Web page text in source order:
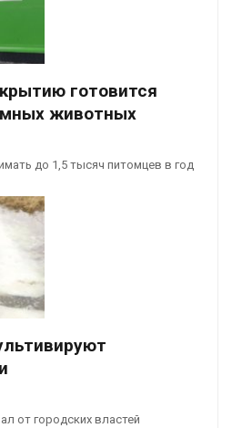
готовится
животных
до 1,5 тысяч питомцев в год
от городских властей